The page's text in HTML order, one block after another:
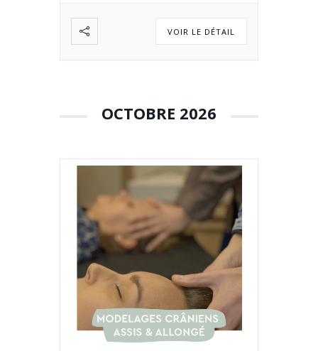
VOIR LE DÉTAIL
OCTOBRE 2026